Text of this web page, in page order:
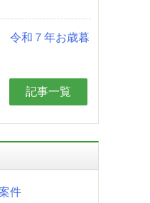
令和７年お歳暮
記事一覧
件